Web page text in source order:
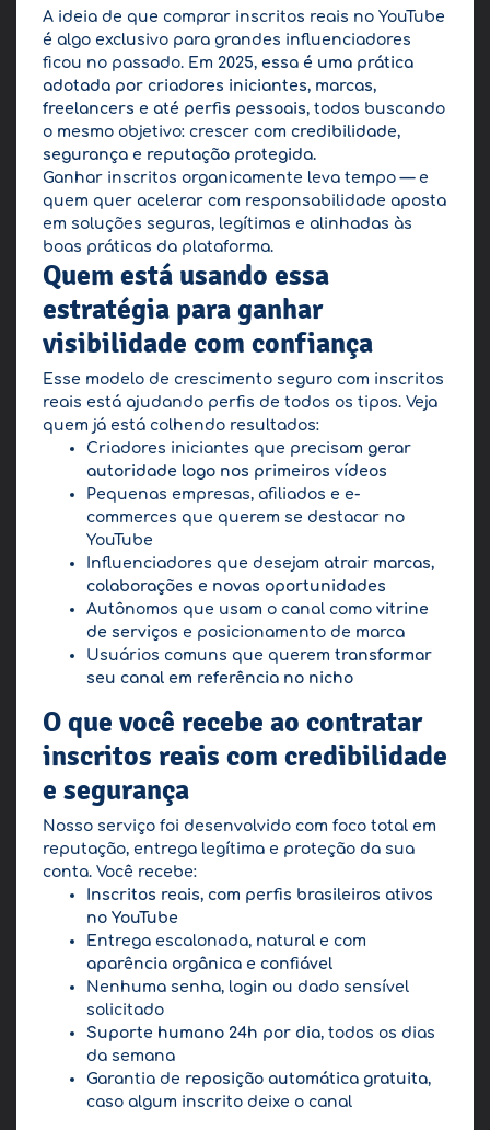
A ideia de que comprar inscritos reais no YouTube
é algo exclusivo para grandes influenciadores
ficou no passado. Em 2025, essa é uma prática
adotada por criadores iniciantes, marcas,
freelancers e até perfis pessoais, todos buscando
o mesmo objetivo: crescer com credibilidade,
segurança e reputação protegida.
Ganhar inscritos organicamente leva tempo — e
quem quer acelerar com responsabilidade aposta
em soluções seguras, legítimas e alinhadas às
boas práticas da plataforma.
Quem está usando essa
estratégia para ganhar
visibilidade com confiança
Esse modelo de crescimento seguro com inscritos
reais está ajudando perfis de todos os tipos. Veja
quem já está colhendo resultados:
Criadores iniciantes que precisam gerar
autoridade logo nos primeiros vídeos
Pequenas empresas, afiliados e e-
commerces que querem se destacar no
YouTube
Influenciadores que desejam atrair marcas,
colaborações e novas oportunidades
Autônomos que usam o canal como vitrine
de serviços e posicionamento de marca
Usuários comuns que querem transformar
seu canal em referência no nicho
O que você recebe ao contratar
inscritos reais com credibilidade
e segurança
Nosso serviço foi desenvolvido com foco total em
reputação, entrega legítima e proteção da sua
conta. Você recebe:
Inscritos reais, com perfis brasileiros ativos
no YouTube
Entrega escalonada, natural e com
aparência orgânica e confiável
Nenhuma senha, login ou dado sensível
solicitado
Suporte humano 24h por dia, todos os dias
da semana
Garantia de reposição automática gratuita,
caso algum inscrito deixe o canal